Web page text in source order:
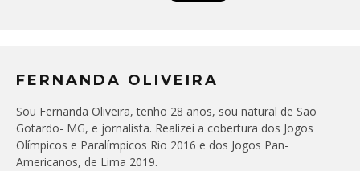
FERNANDA OLIVEIRA
Sou Fernanda Oliveira, tenho 28 anos, sou natural de São
Gotardo- MG, e jornalista. Realizei a cobertura dos Jogos
Olímpicos e Paralímpicos Rio 2016 e dos Jogos Pan-
Americanos, de Lima 2019.